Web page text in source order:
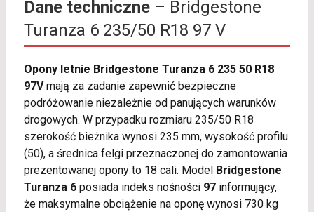
Dane techniczne– Bridgestone
Turanza 6 235/50 R18 97 V
Opony letnie Bridgestone Turanza 6 235 50 R18
97Vmają za zadanie zapewnić bezpieczne
podróżowanie niezależnie od panujących warunków
drogowych. W przypadku rozmiaru 235/50 R18
szerokość bieżnika wynosi 235 mm, wysokość profilu
(50), a średnica felgi przeznaczonej do zamontowania
prezentowanej opony to 18 cali. Model Bridgestone
Turanza 6posiada indeks nośności 97informujący,
że maksymalne obciążenie na oponę wynosi 730 kg